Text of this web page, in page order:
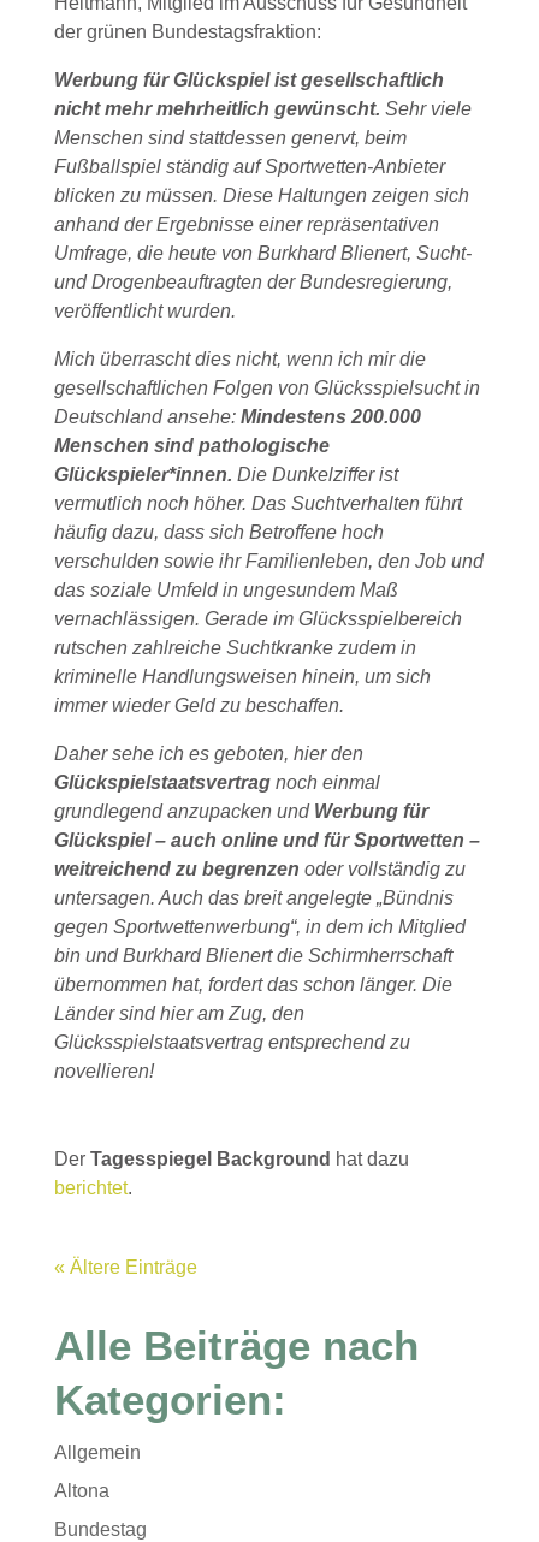
der grünen Bundestagsfraktion:
Werbung für Glückspiel ist gesellschaftlich
nicht mehr mehrheitlich gewünscht. Sehr viele
Menschen sind stattdessen genervt, beim
Fußballspiel ständig auf Sportwetten-Anbieter
blicken zu müssen. Diese Haltungen zeigen sich
anhand der Ergebnisse einer repräsentativen
Umfrage, die heute von Burkhard Blienert, Sucht-
und Drogenbeauftragten der Bundesregierung,
veröffentlicht wurden.
Mich überrascht dies nicht, wenn ich mir die
gesellschaftlichen Folgen von Glücksspielsucht in
Deutschland ansehe: Mindestens 200.000
Menschen sind pathologische
Glückspieler*innen. Die Dunkelziffer ist
vermutlich noch höher. Das Suchtverhalten führt
häufig dazu, dass sich Betroffene hoch
verschulden sowie ihr Familienleben, den Job und
das soziale Umfeld in ungesundem Maß
vernachlässigen. Gerade im Glücksspielbereich
rutschen zahlreiche Suchtkranke zudem in
kriminelle Handlungsweisen hinein, um sich
immer wieder Geld zu beschaffen.
Daher sehe ich es geboten, hier den
Glückspielstaatsvertrag noch einmal
grundlegend anzupacken und Werbung für
Glückspiel – auch online und für Sportwetten –
weitreichend zu begrenzen oder vollständig zu
untersagen. Auch das breit angelegte „Bündnis
gegen Sportwettenwerbung“, in dem ich Mitglied
bin und Burkhard Blienert die Schirmherrschaft
übernommen hat, fordert das schon länger. Die
Länder sind hier am Zug, den
Glücksspielstaatsvertrag entsprechend zu
novellieren!
Der Tagesspiegel Background hat dazu
berichtet.
« Ältere Einträge
Alle Beiträge nach
Kategorien:
Allgemein
Altona
Bundestag